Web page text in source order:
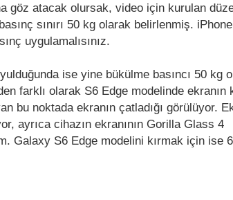
göz atacak olursak, video için kurulan
sınırı 50 kg olarak belirlenmiş.
uygulamalısınız.
ise yine bükülme basıncı 50 kg
farklı olarak S6 Edge modelinde ekranın
bu noktada ekranın çatladığı görülüyor.
ayrıca cihazın ekranının Gorilla Glass 4
Galaxy S6 Edge modelini kırmak için ise